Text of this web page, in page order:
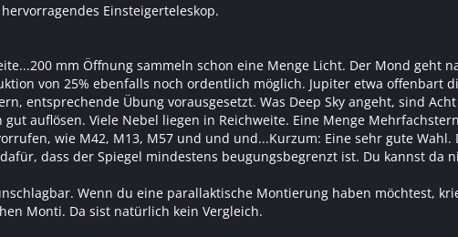
Einsteigerteleskop.
mm Öffnung sammeln schon eine Menge Licht. Der Mond geht
von 25% ebenfalls noch ordentlich möglich. Jupiter etwa offenbart
entsprechende Übung vorausgesetzt. Was Deep Sky angeht, sind
auflösen. Viele Nebel liegen in Reichweite. Eine Menge
wie M42, M13, M57 und und und...Kurzum: Eine sehr gute Wahl.
dass der Spiegel mindestens beugungsbegrenzt ist. Du kannst da
Wenn du eine parallaktische Montierung haben möchtest,
Monti. Da sist natürlich kein Vergleich.